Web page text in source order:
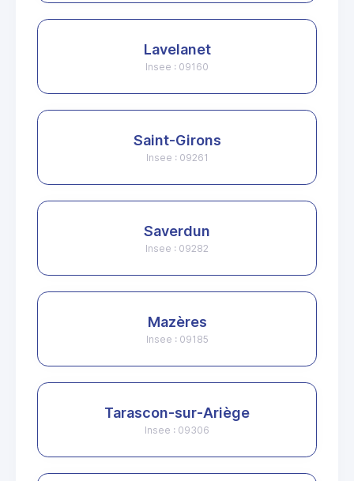
Lavelanet
Insee : 09160
Saint-Girons
Insee : 09261
Saverdun
Insee : 09282
Mazères
Insee : 09185
Tarascon-sur-Ariège
Insee : 09306